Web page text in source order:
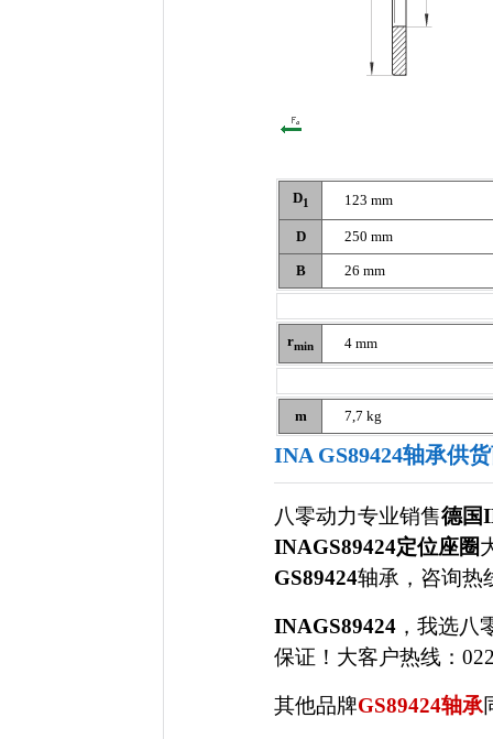
D1 123 mm
D 250 mm
B 26 mm
rmin 4 mm
m 7,7 kg
INA GS89424轴承供
八零动力专业销售德国
INAGS89424定位座圈
GS89424轴承，咨询热
INAGS89424 ，我选八
保证！大客户热线：
其他品牌GS89424轴承